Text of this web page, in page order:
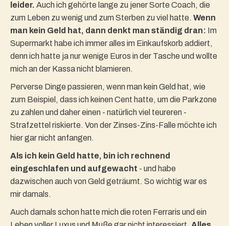
leider. Auch ich gehörte lange zu jener Sorte Coach, die
zum Leben zu wenig und zum Sterben zu viel hatte. Wenn
man kein Geld hat, dann denkt man ständig dran: Im
Supermarkt habe ich immer alles im Einkaufskorb addiert,
denn ich hatte ja nur wenige Euros in der Tasche und wollte
mich an der Kassa nicht blamieren.
Perverse Dinge passieren, wenn man kein Geld hat, wie
zum Beispiel, dass ich keinen Cent hatte, um die Parkzone
zu zahlen und daher einen - natürlich viel teureren -
Strafzettel riskierte. Von der Zinses-Zins-Falle möchte ich
hier gar nicht anfangen.
Als ich kein Geld hatte, bin ich rechnend
eingeschlafen und aufgewacht - und habe
dazwischen auch von Geld geträumt. So wichtig war es
mir damals.
Auch damals schon hatte mich die roten Ferraris und ein